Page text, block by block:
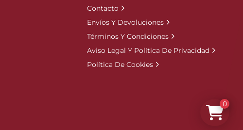
Contacto
Envíos Y Devoluciones
Términos Y Condiciones
Aviso Legal Y Política De Privacidad
Política De Cookies
0